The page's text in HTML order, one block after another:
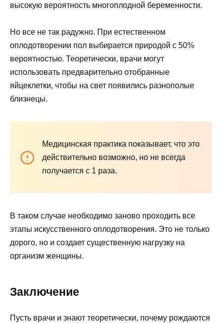
высокую вероятность многоплодной беременности.
Но все не так радужно. При естественном
оплодотворении пол выбирается природой с 50%
вероятностью. Теоретически, врачи могут
использовать предварительно отобранные
яйцеклетки, чтобы на свет появились разнополые
близнецы.
Медицинская практика показывает, что это
действительно возможно, но не всегда
получается с 1 раза.
В таком случае необходимо заново проходить все
этапы искусственного оплодотворения. Это не только
дорого, но и создает существенную нагрузку на
организм женщины.
Заключение
Пусть врачи и знают теоретически, почему рождаются